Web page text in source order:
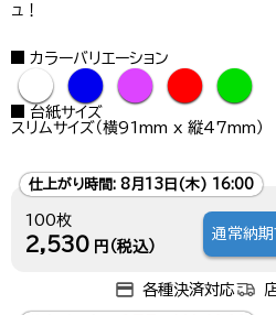
ュ！
カラーバリエーション
● ● ● ● ●
台紙サイズ
スリムサイズ（横91mm x 縦47mm）
仕上がり時間: 8月13日(木) 16:00
100枚
2,530 円（税込）
通常納期
各種決済対応